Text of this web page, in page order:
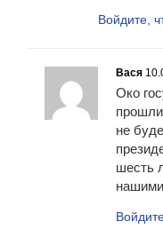
Войдите,
Вася
Око
не
шесть